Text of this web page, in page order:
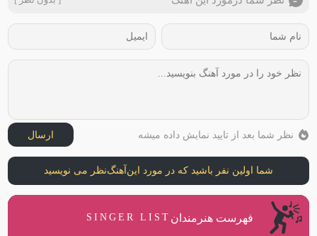
نظر شما بعد از تایید نمایش داده میشه ارسال
شما اولین نفر باشید که در مورد این آهنگنظر می نویسید
فهرست هنرمندان SINGER LIST